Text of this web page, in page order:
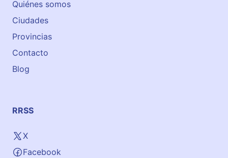
Quiénes somos
Ciudades
Provincias
Contacto
Blog
RRSS
X
Facebook